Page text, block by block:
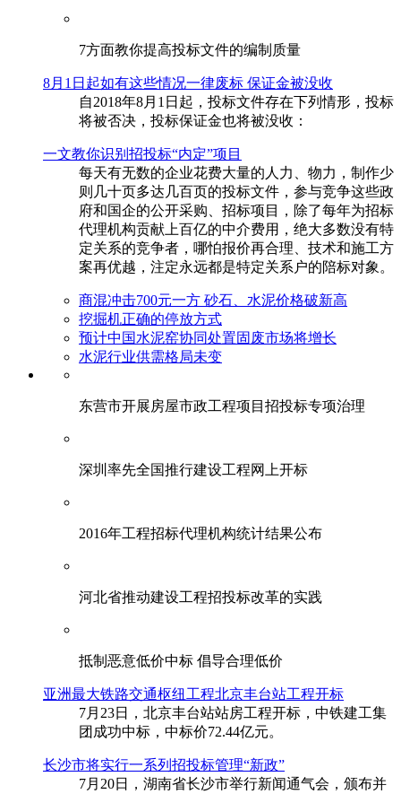
​7方面教你提高投标文件的编制质量
8月1日起如有这些情况一律废标 保证金被没收
自2018年8月1日起，投标文件存在下列情形，投标
将被否决，投标保证金也将被没收：
一文教你识别招投标“内定”项目
每天有无数的企业花费大量的人力、物力，制作少
则几十页多达几百页的投标文件，参与竞争这些政
府和国企的公开采购、招标项目，除了每年为招标
代理机构贡献上百亿的中介费用，绝大多数没有特
定关系的竞争者，哪怕报价再合理、技术和施工方
案再优越，注定永远都是特定关系户的陪标对象。
商混冲击700元一方 砂石、水泥价格破新高
挖掘机正确的停放方式
预计中国水泥窑协同处置固废市场将增长
水泥行业供需格局未变
东营市开展房屋市政工程项目招投标专项治理
深圳率先全国推行建设工程网上开标
2016年工程招标代理机构统计结果公布
河北省推动建设工程招投标改革的实践
抵制恶意低价中标 倡导合理低价
亚洲最大铁路交通枢纽工程北京丰台站工程开标
7月23日，北京丰台站站房工程开标，中铁建工集
团成功中标，中标价72.44亿元。
长沙市将实行一系列招投标管理“新政”
7月20日，湖南省长沙市举行新闻通气会，颁布并